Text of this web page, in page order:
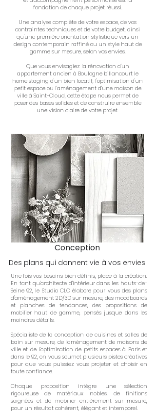
fondation de chaque projet réussi.
Une analyse complète de votre espace, de vos
contraintes techniques et de votre budget, ainsi
qu'une première orientation stylistique vers un
design contemporain raffiné ou un style haut de
gamme sur mesure, selon vos envies.
Que vous envisagiez la rénovation d'un
appartement ancien à Boulogne billancourt le
home staging d'un bien locatif, l'optimisation d'un
petit espace ou l'aménagement d'une maison de
ville à Saint-Cloud, cette étape nous permet de
poser des bases solides et de construire ensemble
une vision claire de votre projet.
Conception
Des plans qui donnent vie à vos envies
Une fois vos besoins bien définis, place à la création.
En tant qu'architecte d'intérieur dans les hauts-de-
Seine 92, le Studio CLC élabore pour vous des plans
d'aménagement 2D/3D sur mesure, des moodboards
et planches de tendances, des propositions de
mobilier haut de gamme, pensés jusque dans les
moindres détails.
Spécialiste de la conception de cuisines et salles de
bain sur mesure, de l'aménagement de maisons de
ville et de l'optimisation de petits espaces à Paris et
dans le 92, on vous soumet plusieurs pistes créatives
pour que vous puissiez vous projeter et choisir en
toute confiance.
Chaque proposition intègre une sélection
rigoureuse de matériaux nobles, de finitions
soignées et de mobilier entièrement sur mesure,
pour un résultat cohérent, élégant et intemporel.